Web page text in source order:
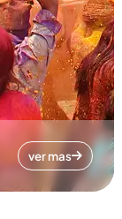
ver mas